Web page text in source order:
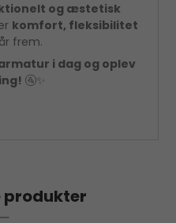
og æstetisk
komfort, fleksibilitet
frem.
i dag og oplev
🚰✨
produkter